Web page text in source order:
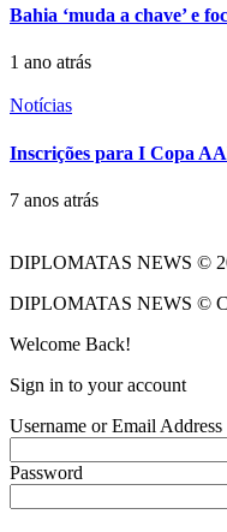
Bahia ‘muda a chave’ e
1 ano atrás
Notícias
Inscrições para I Copa
7 anos atrás
DIPLOMATAS NEWS ©
DIPLOMATAS NEWS ©
Welcome Back!
Sign in to your account
Username or Email Address
Password